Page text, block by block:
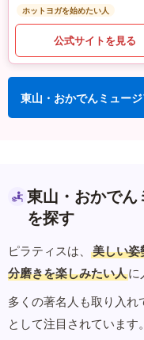
ホットヨガを始めたい人
公式サイトを見る
東山・おかでんミュー
東山・おかでん
を探す
ピラティスは、 美しい姿
分磨きを楽しみたい人に
多くの著名人も取り入れ
として注目されています。